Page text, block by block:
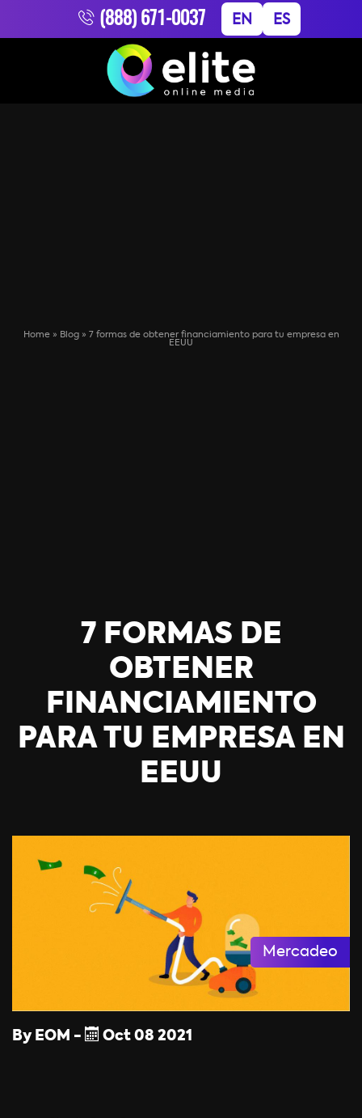
(888) 671-0037 EN ES
Home» Blog» 7 formas de obtener financiamiento para tu empresa en
EEUU
7 FORMAS DE
OBTENER
FINANCIAMIENTO
PARA TU EMPRESA EN
EEUU
Mercadeo
By EOM - Oct 08 2021